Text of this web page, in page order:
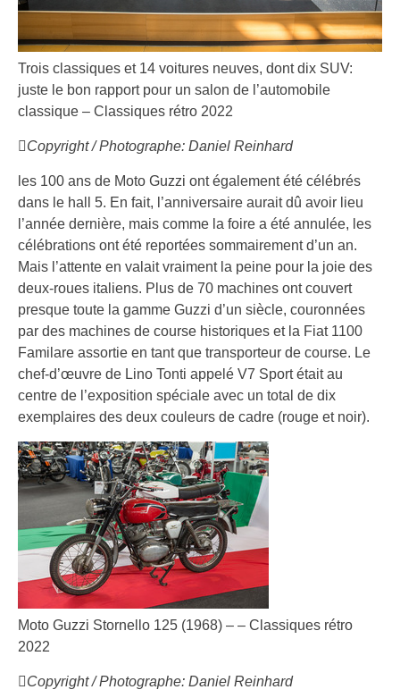
Trois classiques et 14 voitures neuves, dont dix SUV:
juste le bon rapport pour un salon de l’automobile
classique – Classiques rétro 2022
Copyright / Photographe: Daniel Reinhard
les 100 ans de Moto Guzzi ont également été célébrés
dans le hall 5. En fait, l’anniversaire aurait dû avoir lieu
l’année dernière, mais comme la foire a été annulée, les
célébrations ont été reportées sommairement d’un an.
Mais l’attente en valait vraiment la peine pour la joie des
deux-roues italiens. Plus de 70 machines ont couvert
presque toute la gamme Guzzi d’un siècle, couronnées
par des machines de course historiques et la Fiat 1100
Familare assortie en tant que transporteur de course. Le
chef-d’œuvre de Lino Tonti appelé V7 Sport était au
centre de l’exposition spéciale avec un total de dix
exemplaires des deux couleurs de cadre (rouge et noir).
Moto Guzzi Stornello 125 (1968) – – Classiques rétro
2022
Copyright / Photographe: Daniel Reinhard